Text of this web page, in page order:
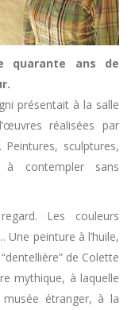
quarante ans de
présentait à la salle
réalisées par
Peintures, sculptures,
contempler sans
Les couleurs
peinture à l’huile,
de Colette
mythique, à laquelle
étranger, à la